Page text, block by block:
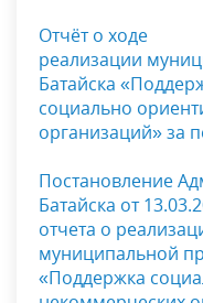
Отчёт о ходе
реализации
Батайска
социально
организаций»за
Постановление
Батайска от
отчета о
муниципальной
«Поддержка